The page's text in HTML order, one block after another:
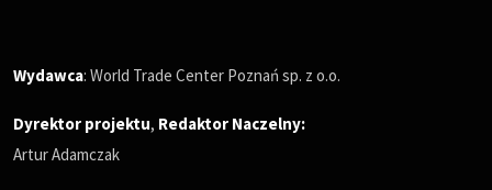
Wydawca: World Trade Center Poznań sp. z o.o.
Dyrektor projektu, Redaktor Naczelny:
Artur Adamczak